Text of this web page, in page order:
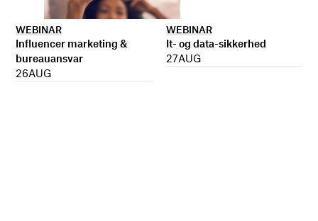
WEBINAR
Influencer marketing &
bureauansvar
26AUG
WEBINAR
It- og data-sikkerhed
27AUG